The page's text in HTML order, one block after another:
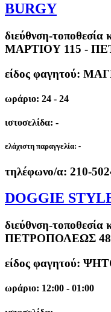
BURGY
διεύθνση-τοποθεσία
ΜΑΡΤΙΟΥ 115 -
είδος φαγητού:
ωράριο: 24 - 24
ιστοσελίδα: -
ελάχιστη παραγγελία: -
τηλέφωνο/α: 210-
DOGGIE
διεύθνση-τοποθεσία
ΠΕΤΡΟΠΟΛΕΩΣ
είδος φαγητού:
ωράριο: 12:00 - 01:00